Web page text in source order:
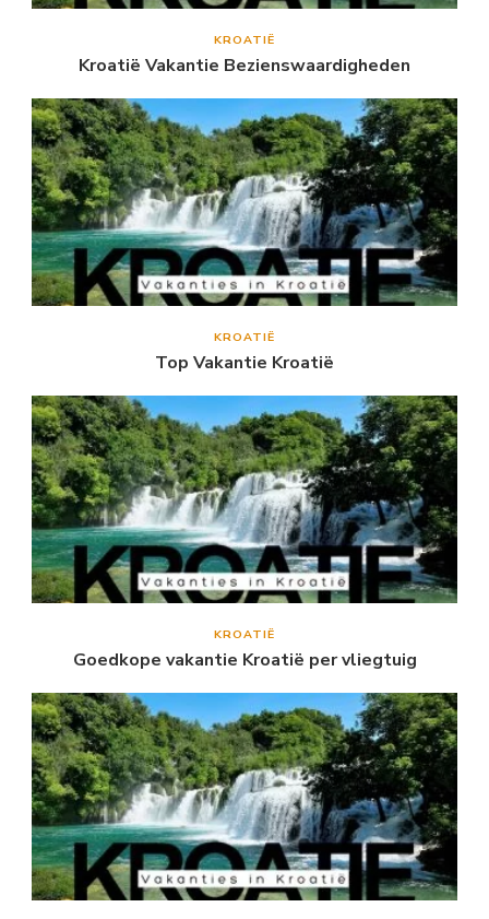
KROATIË
Kroatië Vakantie Bezienswaardigheden
KROATIË
Top Vakantie Kroatië
KROATIË
Goedkope vakantie Kroatië per vliegtuig